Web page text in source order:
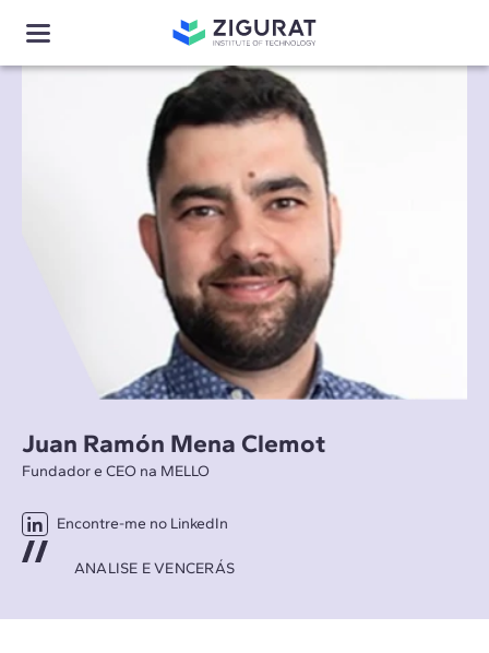
Juan Ramón Mena Clemot
Fundador e CEO na MELLO
Encontre-me no LinkedIn
ANALISE E VENCERÁS